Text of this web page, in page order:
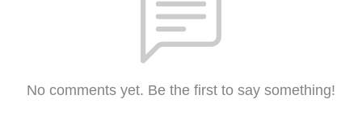
No comments yet. Be the first to say something!